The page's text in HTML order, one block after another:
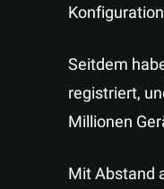
Seitdem
registriert,
Millionen
Mit Abstand